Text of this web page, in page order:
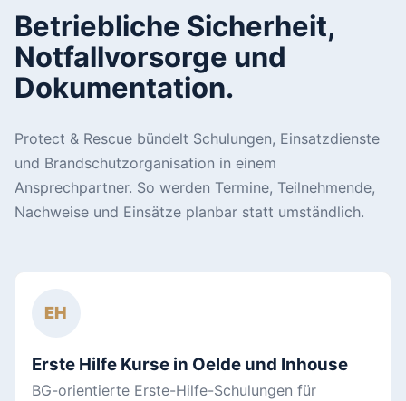
Betriebliche Sicherheit,
Notfallvorsorge und
Dokumentation.
Protect & Rescue bündelt Schulungen, Einsatzdienste
und Brandschutzorganisation in einem
Ansprechpartner. So werden Termine, Teilnehmende,
Nachweise und Einsätze planbar statt umständlich.
EH
Erste Hilfe Kurse in Oelde und Inhouse
BG-orientierte Erste-Hilfe-Schulungen für